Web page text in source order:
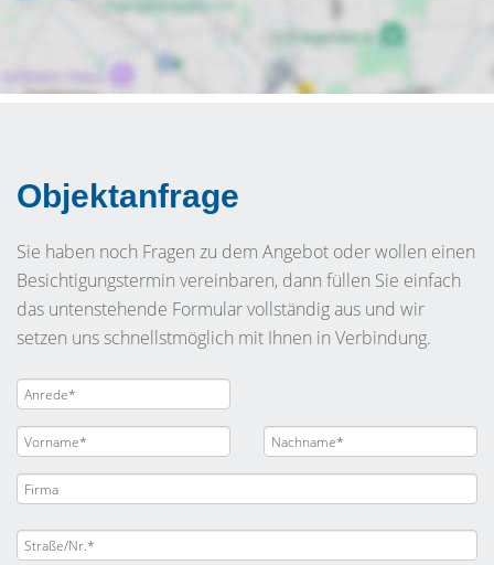
Objektanfrage
Sie haben noch Fragen zu dem Angebot oder wollen einen
Besichtigungstermin vereinbaren, dann füllen Sie einfach
das untenstehende Formular vollständig aus und wir
setzen uns schnellstmöglich mit Ihnen in Verbindung.